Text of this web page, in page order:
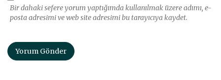
Bir dahaki sefere yorum yaptığımda kullanılmak üzere adımı, e-
posta adresimi ve web site adresimi bu tarayıcıya kaydet.